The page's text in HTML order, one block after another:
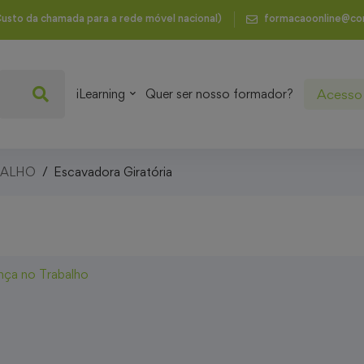
da chamada para a rede móvel nacional)
iLearning Quer ser nosso formador?
Escavadora Giratória
no Trabalho